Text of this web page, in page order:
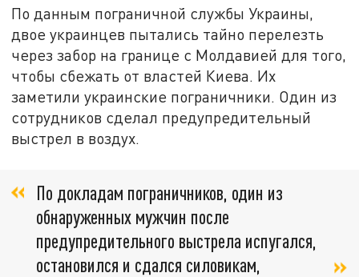
По данным пограничной службы Украины,
двое украинцев пытались тайно перелезть
через забор на границе с Молдавией для того,
чтобы сбежать от властей Киева. Их
заметили украинские пограничники. Один из
сотрудников сделал предупредительный
выстрел в воздух.
По докладам пограничников, один из
обнаруженных мужчин после
предупредительного выстрела испугался,
остановился и сдался силовикам,